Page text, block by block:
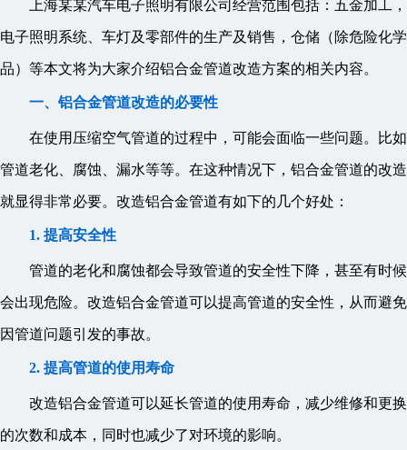
上海某某汽车电子照明有限公司经营范围包括：五金加工，
电子照明系统、车灯及零部件的生产及销售，仓储（除危险化学
品）等本文将为大家介绍铝合金管道改造方案的相关内容。
一、铝合金管道改造的必要性
在使用压缩空气管道的过程中，可能会面临一些问题。比如
管道老化、腐蚀、漏水等等。在这种情况下，铝合金管道的改造
就显得非常必要。改造铝合金管道有如下的几个好处：
1. 提高安全性
管道的老化和腐蚀都会导致管道的安全性下降，甚至有时候
会出现危险。改造铝合金管道可以提高管道的安全性，从而避免
因管道问题引发的事故。
2. 提高管道的使用寿命
改造铝合金管道可以延长管道的使用寿命，减少维修和更换
的次数和成本，同时也减少了对环境的影响。